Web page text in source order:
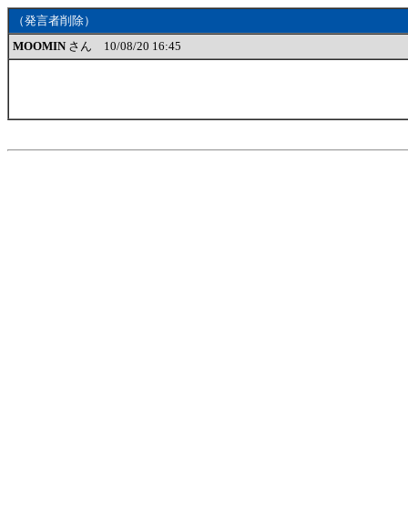
（発言者削除）
MOOMIN さん 10/08/20 16:45